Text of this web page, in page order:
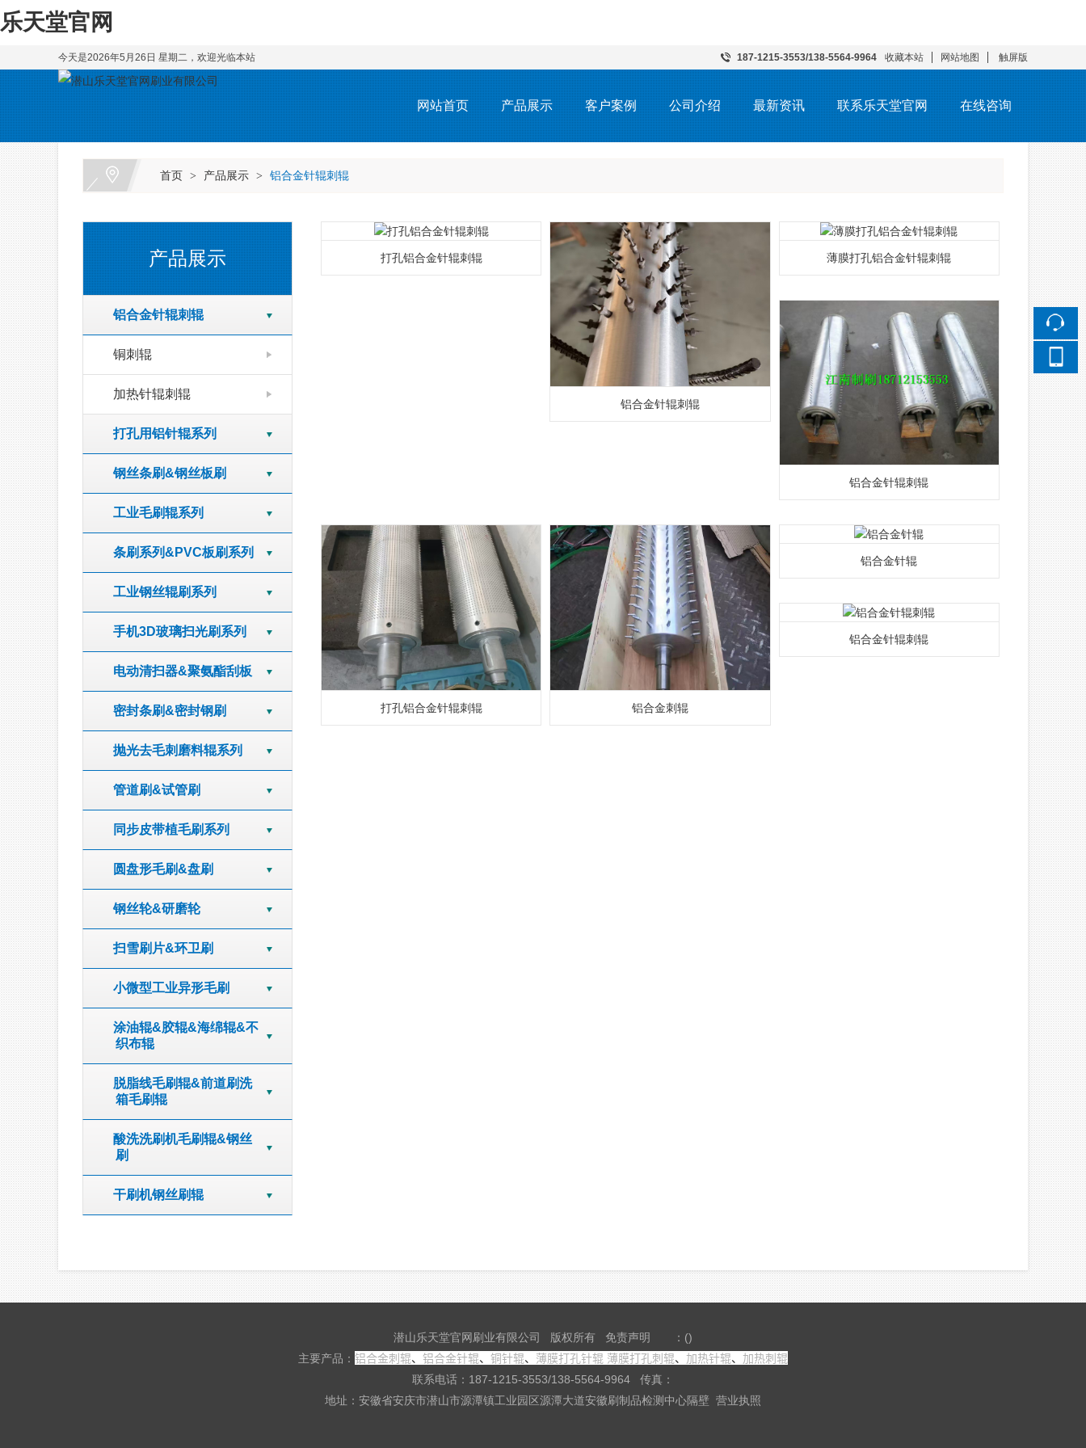
乐天堂官网
今天是2026年5月26日 星期二，欢迎光临本站 187-1215-3553/138-5564-9964 收藏本站 网站地图 触屏版
网站首页 产品展示 客户案例 公司介绍 最新资讯 联系乐天堂官网 在线咨询
首页 > 产品展示 > 铝合金针辊刺辊
产品展示
铝合金针辊刺辊
铜刺辊
加热针辊刺辊
打孔用铝针辊系列
钢丝条刷&钢丝板刷
工业毛刷辊系列
条刷系列&PVC板刷系列
工业钢丝辊刷系列
手机3D玻璃扫光刷系列
电动清扫器&聚氨酯刮板
密封条刷&密封钢刷
抛光去毛刺磨料辊系列
管道刷&试管刷
同步皮带植毛刷系列
圆盘形毛刷&盘刷
钢丝轮&研磨轮
扫雪刷片&环卫刷
小微型工业异形毛刷
涂油辊&胶辊&海绵辊&不
织布辊
脱脂线毛刷辊&前道刷洗
箱毛刷辊
酸洗洗刷机毛刷辊&钢丝
刷
干刷机钢丝刷辊
打孔铝合金针辊刺辊
铝合金针辊刺辊
薄膜打孔铝合金针辊刺辊
铝合金针辊刺辊
打孔铝合金针辊刺辊 铝合金刺辊
铝合金针辊
铝合金针辊刺辊
潜山乐天堂官网刷业有限公司 版权所有 免责声明
：()
主要产品： 铝合金刺辊、 铝合金针辊、 铜针辊、 薄膜打孔针辊 薄膜打孔刺辊、 加热针辊、 加热刺辊
联系电话：187-1215-3553/138-5564-9964 传真：
地址：安徽省安庆市潜山市源潭镇工业园区源潭大道安徽刷制品检测中心隔壁 营业执照